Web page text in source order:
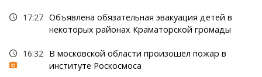
17:27 Объявлена обязательная эвакуация детей в
некоторых районах Краматорской громады
16:32 В московской области произошел пожар в
институте Роскосмоса